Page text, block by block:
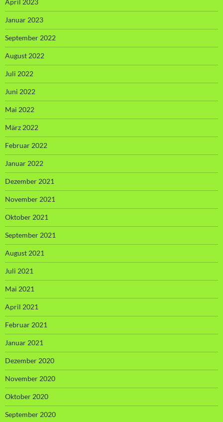
April 2023
Januar 2023
September 2022
August 2022
Juli 2022
Juni 2022
Mai 2022
März 2022
Februar 2022
Januar 2022
Dezember 2021
November 2021
Oktober 2021
September 2021
August 2021
Juli 2021
Mai 2021
April 2021
Februar 2021
Januar 2021
Dezember 2020
November 2020
Oktober 2020
September 2020